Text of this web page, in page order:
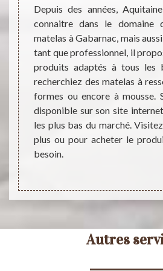
est
à
vos
à
de
Depuis des années,
connaitre dans le domaine
matelas à Gabarnac, mais
tant que professionnel, il
produits adaptés à tous les
recherchiez des matelas à
formes ou encore à mousse.
disponible sur son site
les plus bas du marché.
plus ou pour acheter le
besoin.
Autres